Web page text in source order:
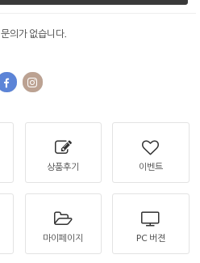
의가 없습니다.
상품후기 이벤트
마이페이지 PC 버젼